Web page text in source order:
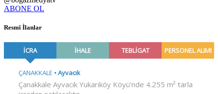
ABONE OL
Resmî İlanlar